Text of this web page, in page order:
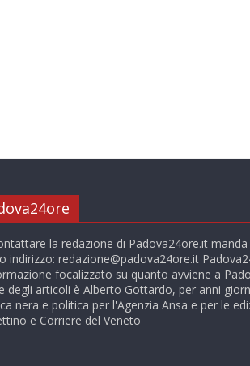
la redazione di Padova24ore.it
indirizzo: redazione@padova24ore.it
focalizzato su quanto avviene a
degli articoli è Alberto Gottardo, per anni
nera e politica per l'Agenzia Ansa e per le
e Corriere del Veneto